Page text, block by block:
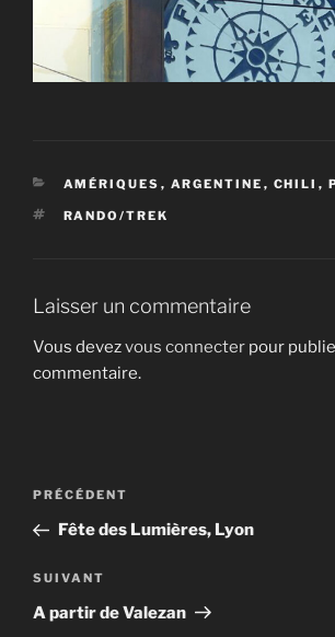
CATÉGORIES
AMÉRIQUES , ARGENTINE , CHILI ,
ÉTIQUETTES
RANDO/TREK
Laisser un commentaire
Vous devezvous connecter pour
commentaire.
Navigation
l’article
Article
précédent
PRÉCÉDENT
Fête des Lumières, Lyon
Article
suivant
SUIVANT
A partir de Valezan